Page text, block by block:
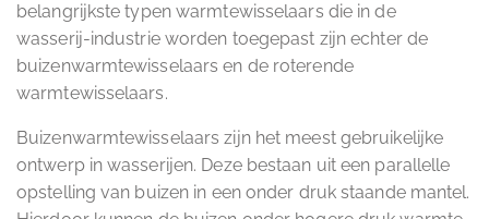
belangrijkste typen warmtewisselaars die in de
wasserij-industrie worden toegepast zijn echter de
buizenwarmtewisselaars en de roterende
warmtewisselaars.
Buizenwarmtewisselaars zijn het meest gebruikelijke
ontwerp in wasserijen. Deze bestaan uit een parallelle
opstelling van buizen in een onder druk staande mantel.